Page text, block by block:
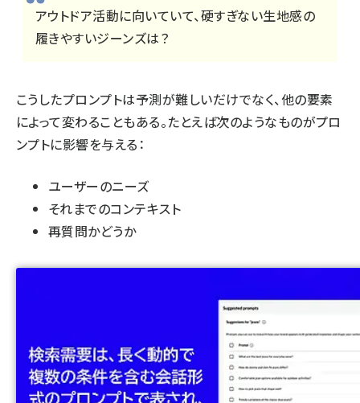
アウトドア活動に向いていて、硬すぎない生地感の
履きやすいジーンズは？
こうしたプロンプトは予測が難しいだけでなく、他の要素
によって変わることもある。たとえば次のようなものがプロ
ンプトに影響を与える：
ユーザーのニーズ
それまでのコンテキスト
再質問かどうか